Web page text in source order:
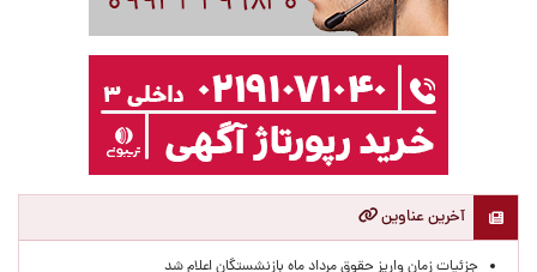
آخرین عناوین
جزئیات زمان واریز حقوق مرداد ماه بازنشستگان اعلام شد